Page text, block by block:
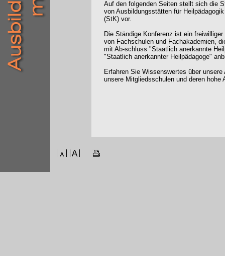
Auf den folgenden Seiten stellt sich die
von Ausbildungsstätten für
(StK) vor.
Die Ständige Konferenz ist ein
von Fachschulen und Fachakademien,
mit Ab-schluss "Staatlich anerkannte
"Staatlich anerkannter Heilpädagoge"
Erfahren Sie Wissenswertes über
unsere Mitgliedsschulen und deren hohe